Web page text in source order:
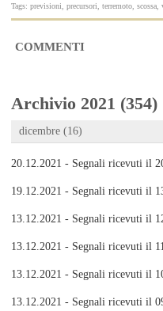
Tags: previsioni, precursori, terremoto, scossa,
COMMENTI
Archivio 2021 (354)
dicembre (16)
20.12.2021 - Segnali ricevuti il
19.12.2021 - Segnali ricevuti il
13.12.2021 - Segnali ricevuti il
13.12.2021 - Segnali ricevuti il
13.12.2021 - Segnali ricevuti il
13.12.2021 - Segnali ricevuti il